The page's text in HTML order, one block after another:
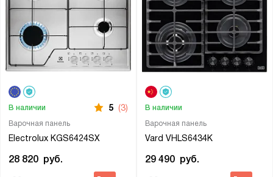
Варочная панель
Electrolux KGS6424SX
В наличии 5 (3)
28 820 руб.
Варочная панель
Vard VHLS6434K
В наличии
29 490 руб.